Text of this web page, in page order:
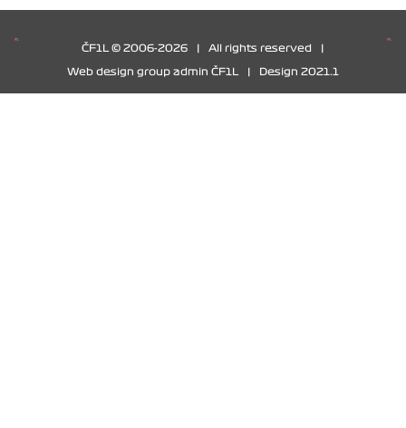
ČF1L © 2006-2026 All rights reserved
Web design group admin ČF1L Design 2021.1